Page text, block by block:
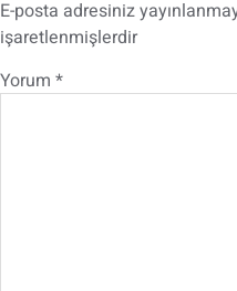
E-posta adresiniz
işaretlenmişlerdir
Yorum *